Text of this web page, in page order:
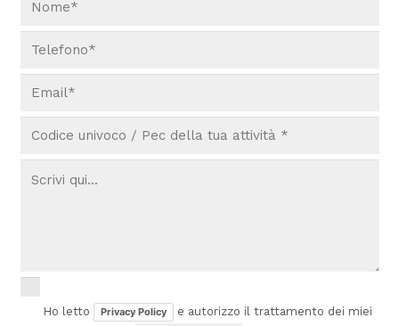
Ho letto Privacy Policy
e autorizzo il trattamento dei miei